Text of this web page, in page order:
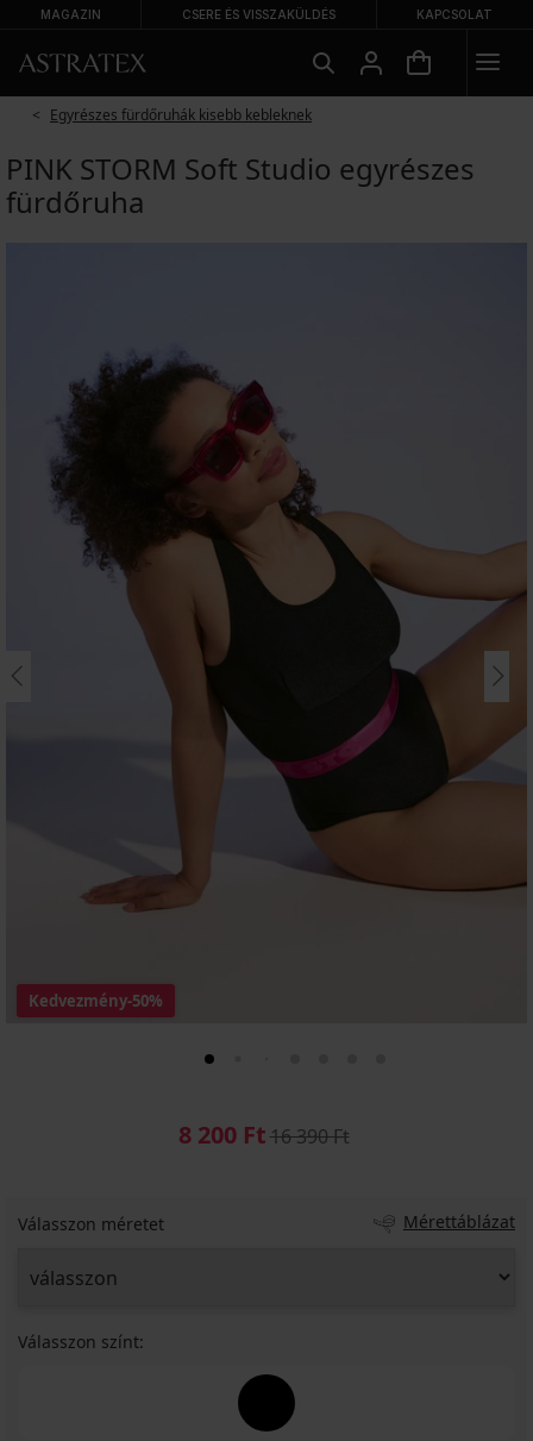
MAGAZIN CSERE ÉS VISSZAKÜLDÉS KAPCSOLAT
Egyrészes fürdőruhák kisebb kebleknek
PINK STORM Soft Studio egyrészes
fürdőruha
Kedvezmény-50%
8 200 Ft16 390 Ft
Válasszon méretet Mérettáblázat
Válasszon színt: